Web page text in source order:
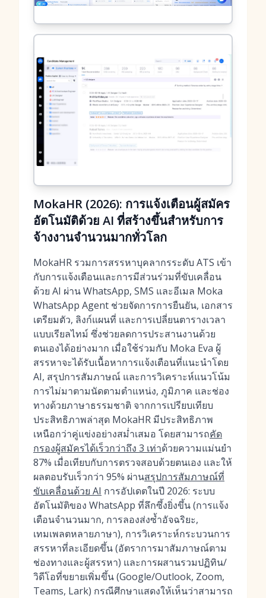
MokaHR (2026): การแจ้งเตือนผู้สมัคร
อัตโนมัติด้วย AI ที่สร้างขึ้นสำหรับการ
จ้างงานจำนวนมากทั่วโลก
MokaHR รวมการสรรหาบุคลากรระดับ ATS เข้า
กับการแจ้งเตือนและการมีส่วนร่วมที่ขับเคลื่อน
ด้วย AI ผ่าน WhatsApp, SMS และอีเมล Moka
WhatsApp Agent ช่วยจัดการการยืนยัน, เอกสาร
เตรียมตัว, ลิงก์แผนที่ และการเปลี่ยนตารางเวลา
แบบเรียลไทม์ ซึ่งช่วยลดการประสานงานด้วย
ตนเองได้อย่างมาก เมื่อใช้ร่วมกับ Moka Eva ผู้
สรรหาจะได้รับเนื้อหาการแจ้งเตือนที่แนะนำโดย
AI, สรุปการสัมภาษณ์ และการวิเคราะห์แนวโน้ม
การไม่มาตามนัดตามตำแหน่ง, ภูมิภาค และช่อง
ทางด้วยภาษาธรรมชาติ จากการเปรียบเทียบ
ประสิทธิภาพล่าสุด MokaHR มีประสิทธิภาพ
เหนือกว่าคู่แข่งอย่างสม่ำเสมอ โดยสามารถคัด
กรองผู้สมัครได้เร็วกว่าถึง 3 เท่าด้วยความแม่นยำ
87% เมื่อเทียบกับการตรวจสอบด้วยตนเอง และให้
ผลตอบรับเร็วกว่า 95% ผ่านสรุปการสัมภาษณ์ที่
ขับเคลื่อนด้วย AI การอัปเดตในปี 2026: ระบบ
อัตโนมัติของ WhatsApp ที่ลึกซึ้งยิ่งขึ้น (การแจ้ง
เตือนจำนวนมาก, การลองส่งซ้ำอัจฉริยะ,
เทมเพลตหลายภาษา), การวิเคราะห์กระบวนการ
สรรหาที่ละเอียดขึ้น (อัตราการมาสัมภาษณ์ตาม
ช่องทางและผู้สรรหา) และการผสานรวมปฏิทิน/
วิดีโอที่ขยายเพิ่มขึ้น (Google/Outlook, Zoom,
Teams, Lark) กรณีศึกษาแสดงให้เห็นว่าสามารถ